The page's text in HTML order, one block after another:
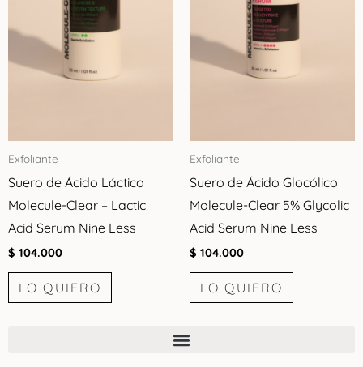
Exfoliante
Suero de Ácido Láctico
Molecule-Clear – Lactic
Acid Serum Nine Less
$ 104.000
LO QUIERO
Exfoliante
Suero de Ácido Glocólico
Molecule-Clear 5% Glycolic
Acid Serum Nine Less
$ 104.000
LO QUIERO